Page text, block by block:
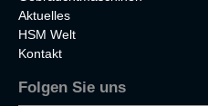
Aktuelles
HSM Welt
Kontakt
Folgen Sie uns